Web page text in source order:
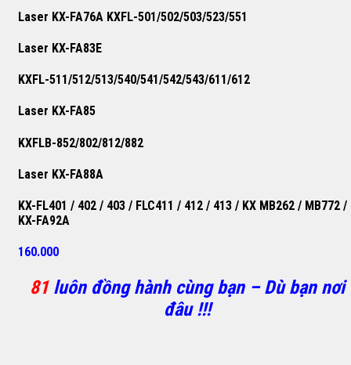
Laser KX-FA76A KXFL-501/502/503/523/551
Laser KX-FA83E
KXFL-511/512/513/540/541/542/543/611/612
Laser KX-FA85
KXFLB-852/802/812/882
Laser KX-FA88A
KX-FL401 / 402 / 403 / FLC411 / 412 / 413 / KX MB262 / MB772 /
KX-FA92A
160.000
81luôn đồng hành cùng bạn – Dù bạn nơi
đâu !!!